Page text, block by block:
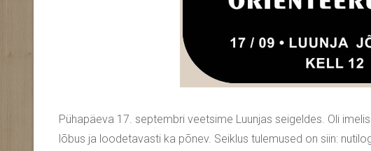
Pühapäeva 17. septembri veetsime Luunjas seigeldes. Oli
lõbus ja loodetavasti ka põnev. Seiklus tulemused on siin: